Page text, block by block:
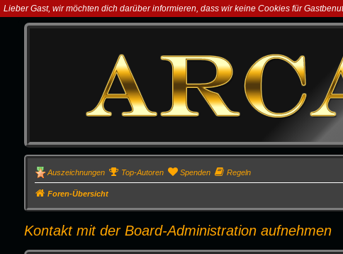
Lieber Gast, wir möchten dich darüber informieren, dass wir keine Cookies für
Auszeichnungen Top-Autoren Spenden Regeln
Foren-Übersicht
Kontakt mit der Board-Administration aufnehmen